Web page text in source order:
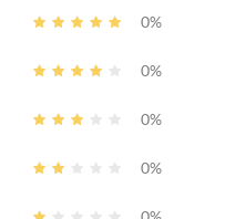
0%
0%
0%
0%